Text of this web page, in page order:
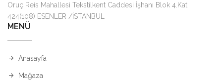
Oruç Reis Mahallesi Tekstilkent Caddesi İşhanı Blok 4.Kat
424(108) ESENLER /İSTANBUL
MENÜ
Anasayfa
Mağaza